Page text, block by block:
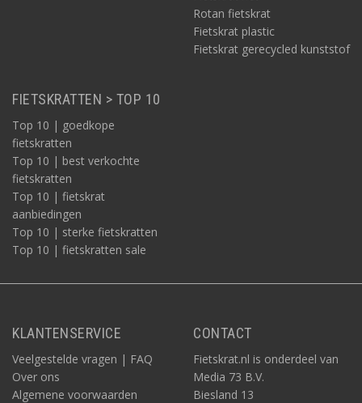
Rotan fietskrat
Fietskrat plastic
Fietskrat gerecycled kunststof
FIETSKRATTEN > TOP 10
Top 10 | goedkope
fietskratten
Top 10 | best verkochte
fietskratten
Top 10 | fietskrat
aanbiedingen
Top 10 | sterke fietskratten
Top 10 | fietskratten sale
KLANTENSERVICE
Veelgestelde vragen | FAQ
Over ons
Algemene voorwaarden
CONTACT
Fietskrat.nl is onderdeel van
Media 73 B.V.
Biesland 13